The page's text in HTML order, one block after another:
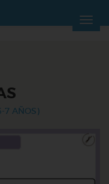
7 AÑOS)